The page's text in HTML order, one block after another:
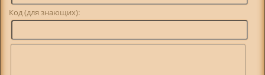
Код (для знающих):